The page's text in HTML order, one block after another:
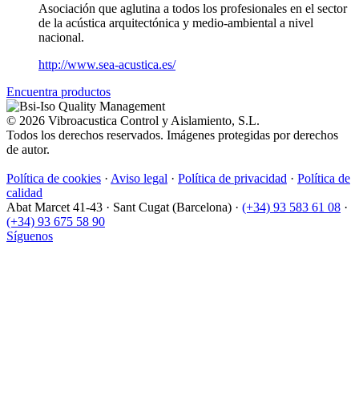
Asociación que aglutina a todos los profesionales en el sector
de la acústica arquitectónica y medio-ambiental a nivel
nacional.
http://www.sea-acustica.es/
Encuentra productos
© 2026 Vibroacustica Control y Aislamiento, S.L.
Todos los derechos reservados. Imágenes protegidas por derechos
de autor.
Política de cookies · Aviso legal · Política de privacidad · Política de
calidad
Abat Marcet 41-43 · Sant Cugat (Barcelona) · (+34) 93 583 61 08 ·
(+34) 93 675 58 90
Síguenos